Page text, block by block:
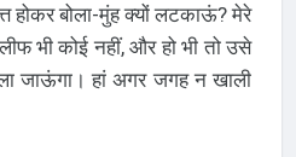
होकर बोला-मुंह क्यों लटकाऊं? मेरे
भी कोई नहीं, और हो भी तो उसे
हां अगर जगह न खाली